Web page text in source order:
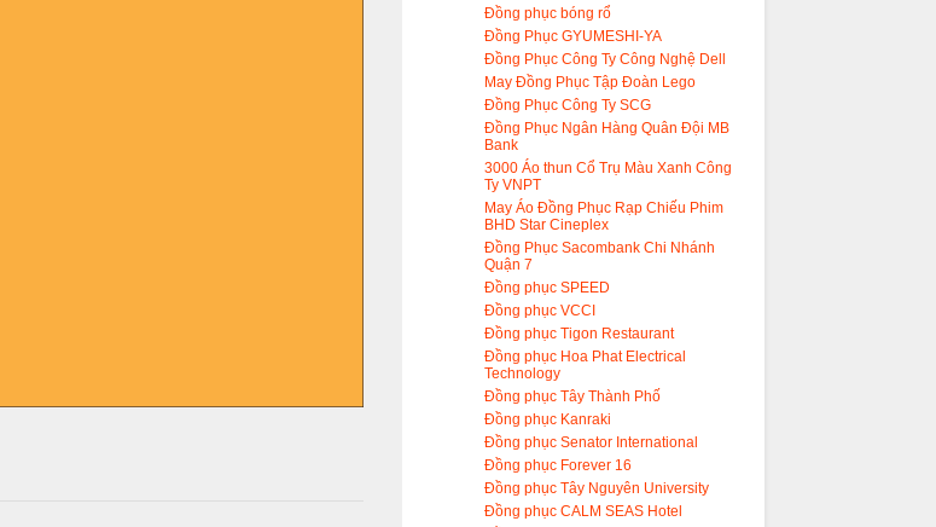
Đồng phục bóng rổ
Đồng Phục GYUMESHI-YA
Đồng Phục Công Ty Công Nghệ Dell
May Đồng Phục Tập Đoàn Lego
Đồng Phục Công Ty SCG
Đồng Phục Ngân Hàng Quân Đội MB
Bank
3000 Áo thun Cổ Trụ Màu Xanh Công
Ty VNPT
May Áo Đồng Phục Rạp Chiếu Phim
BHD Star Cineplex
Đồng Phục Sacombank Chi Nhánh
Quận 7
Đồng phục SPEED
Đồng phục VCCI
Đồng phục Tigon Restaurant
Đồng phục Hoa Phat Electrical
Technology
Đồng phục Tây Thành Phố
Đồng phục Kanraki
Đồng phục Senator International
Đồng phục Forever 16
Đồng phục Tây Nguyên University
Đồng phục CALM SEAS Hotel